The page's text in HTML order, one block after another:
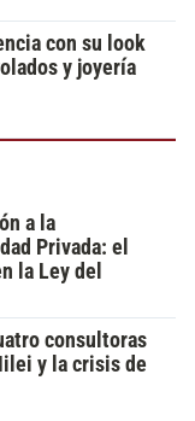
con su look
y joyería
a la
Privada: el
la Ley del
consultoras
y la crisis de